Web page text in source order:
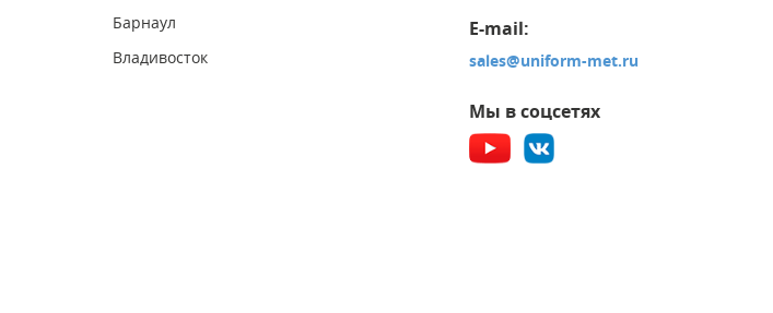
Барнаул
Владивосток
E-mail:
sales@uniform-met.ru
Мы в соцсетях